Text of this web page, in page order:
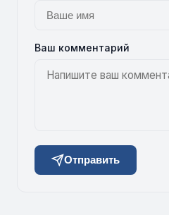
Ваш комментарий
Отправить